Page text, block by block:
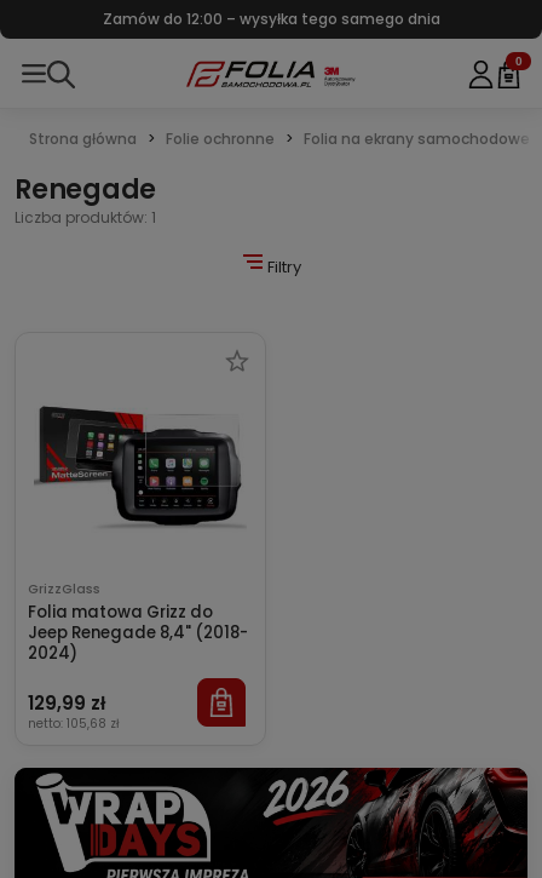
Zamów do 12:00 – wysyłka tego samego dnia
0
Strona główna Folie ochronne Folia na ekrany samochodowe
Renegade
Liczba produktów: 1
Filtry
GrizzGlass
Folia matowa Grizz do
Jeep Renegade 8,4" (2018-
2024)
129,99 zł
netto: 105,68 zł